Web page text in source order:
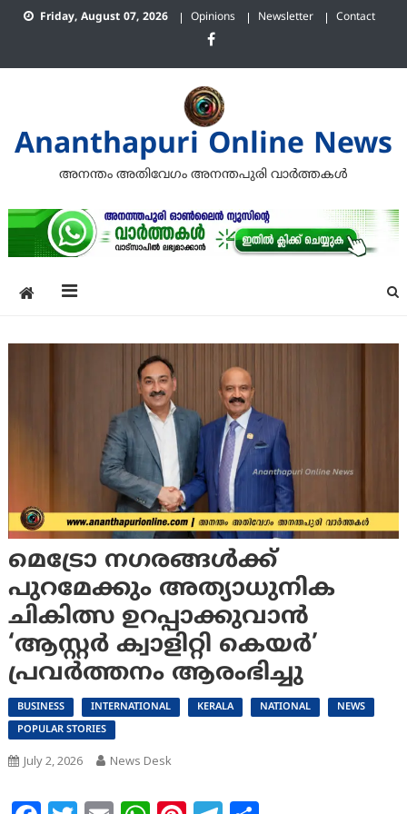
Skip
Friday, August 07, 2026 Opinions Newsletter Contact
Ananthapuri Online News
അനന്തം അതിവേഗം അനന്തപുരി വാര്‍ത്തകള്‍
മെട്രോ നഗരങ്ങൾക്ക്
പുറമേക്കും അത്യാധുനിക
ചികിത്സ ഉറപ്പാക്കുവാൻ
‘ആസ്റ്റർ ക്വാളിറ്റി കെയർ’
പ്രവർത്തനം ആരംഭിച്ചു
BUSINESS INTERNATIONAL KERALA NATIONAL
NEWS
POPULAR STORIES
July 2, 2026 News Desk